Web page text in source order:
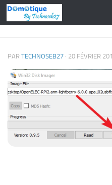
Skip to content
PAR TECHNOSEB27 · 20 FÉVRIER